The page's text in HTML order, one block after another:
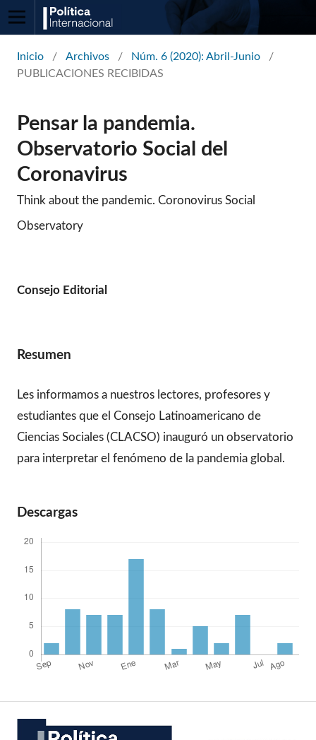
Inicio / Archivos / Núm. 6 (2020): Abril-Junio
/
PUBLICACIONES RECIBIDAS
Pensar la pandemia.
Observatorio Social del
Coronavirus
Think about the pandemic. Coronovirus Social
Observatory
Consejo Editorial
Resumen
Les informamos a nuestros lectores, profesores y
estudiantes que el Consejo Latinoamericano de
Ciencias Sociales (CLACSO) inauguró un observatorio
para interpretar el fenómeno de la pandemia global.
Descargas